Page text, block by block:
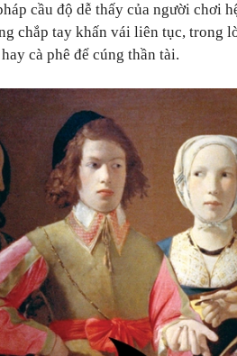
cầu độ dễ thấy của người chơi
chắp tay khấn vái liên tục, trong
cà phê để cúng thần tài.